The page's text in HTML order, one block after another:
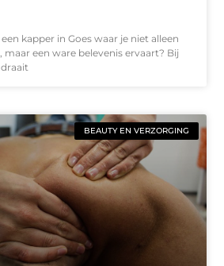
kapper in Goes waar je niet alleen
een ware belevenis ervaart? Bij
BEAUTY EN VERZORGING